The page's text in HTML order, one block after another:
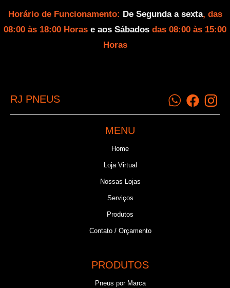
Horário de Funcionamento: De Segunda a sexta, das
08:00 às 18:00 Horas e aos Sábados das 08:00 às 15:00
Horas
RJ PNEUS
MENU
Home
Loja Virtual
Nossas Lojas
Serviços
Produtos
Contato / Orçamento
PRODUTOS
Pneus por Marca